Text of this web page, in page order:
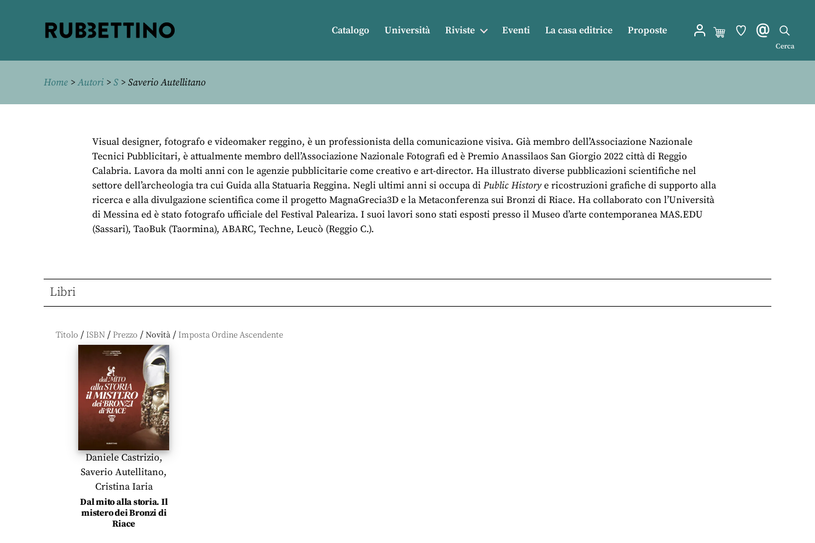
Catalogo Università Riviste Eventi La casa editrice Proposte
Cerca
Home >Autori > S > Saverio Autellitano
Visual designer, fotografo e videomaker reggino, è un professionista della comunicazione visiva. Già membro dell’Associazione Nazionale
Tecnici Pubblicitari, è attualmente membro dell’Associazione Nazionale Fotografi ed è Premio Anassilaos San Giorgio 2022 città di Reggio
Calabria. Lavora da molti anni con le agenzie pubblicitarie come creativo e art-director. Ha illustrato diverse pubblicazioni scientifiche nel
settore dell’archeologia tra cui Guida alla Statuaria Reggina. Negli ultimi anni si occupa di Public History e ricostruzioni grafiche di supporto alla
ricerca e alla divulgazione scientifica come il progetto MagnaGrecia3D e la Metaconferenza sui Bronzi di Riace. Ha collaborato con l’Università
di Messina ed è stato fotografo ufficiale del Festival Paleariza. I suoi lavori sono stati esposti presso il Museo d’arte contemporanea MAS.EDU
(Sassari), TaoBuk (Taormina), ABARC, Techne, Leucò (Reggio C.).
Libri
Titolo / ISBN / Prezzo / Novità /
Daniele Castrizio,
Saverio Autellitano,
Cristina Iaria
Dal mito alla storia. Il
mistero dei Bronzi di
Riace